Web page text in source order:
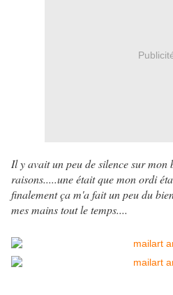
Il y avait un peu de silence sur
raisons.....une était que mon ordi
finalement ça m'a fait un peu du
mes mains tout le temps....